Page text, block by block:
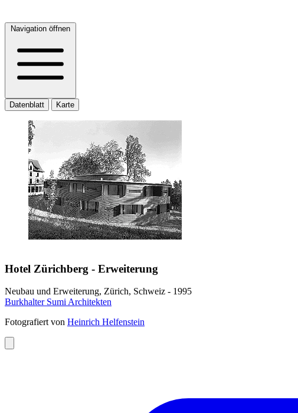
Navigation öffnen
Datenblatt Karte
Hotel Zürichberg - Erweiterung
Neubau und Erweiterung, Zürich, Schweiz - 1995
Burkhalter Sumi Architekten
Fotografiert von Heinrich Helfenstein